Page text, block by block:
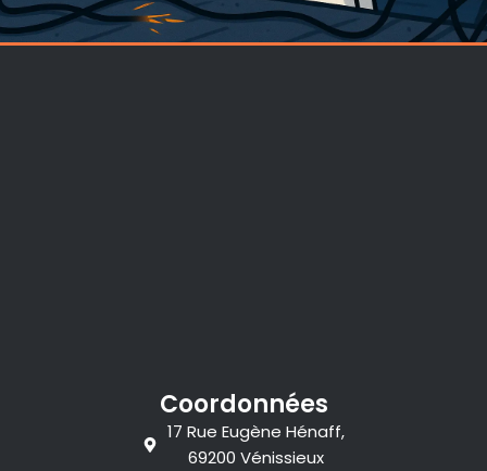
Coordonnées
17 Rue Eugène Hénaff,
69200 Vénissieux